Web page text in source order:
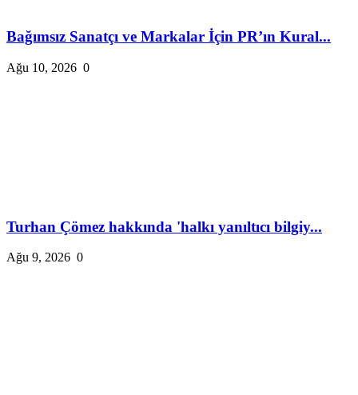
Bağımsız Sanatçı ve Markalar İçin PR’ın Kural...
Ağu 10, 2026 0
Turhan Çömez hakkında 'halkı yanıltıcı bilgiy...
Ağu 9, 2026 0